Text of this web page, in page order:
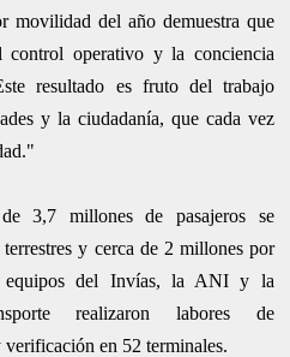
movilidad del año demuestra que
control operativo y la conciencia
resultado es fruto del trabajo
y la ciudadanía, que cada vez
3,7 millones de pasajeros se
y cerca de 2 millones por
equipos del Invías, la ANI y la
realizaron labores de
en 52 terminales.